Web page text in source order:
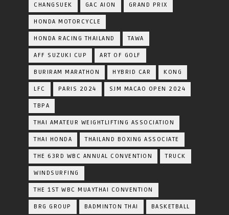
CHANGSUEK GAC AION GRAND PRIX
HONDA MOTORCYCLE
HONDA RACING THAILAND TAWA
AFF SUZUKI CUP ART OF GOLF
BURIRAM MARATHON HYBRID CAR KONG
LFC PARIS 2024 SJM MACAO OPEN 2024
TBPA
THAI AMATEUR WEIGHTLIFTING ASSOCIATION
THAI HONDA THAILAND BOXING ASSOCIATE
THE 63RD WBC ANNUAL CONVENTION TRUCK
WINDSURFING
THE 1ST WBC MUAYTHAI CONVENTION
BRG GROUP BADMINTON THAI BASKETBALL